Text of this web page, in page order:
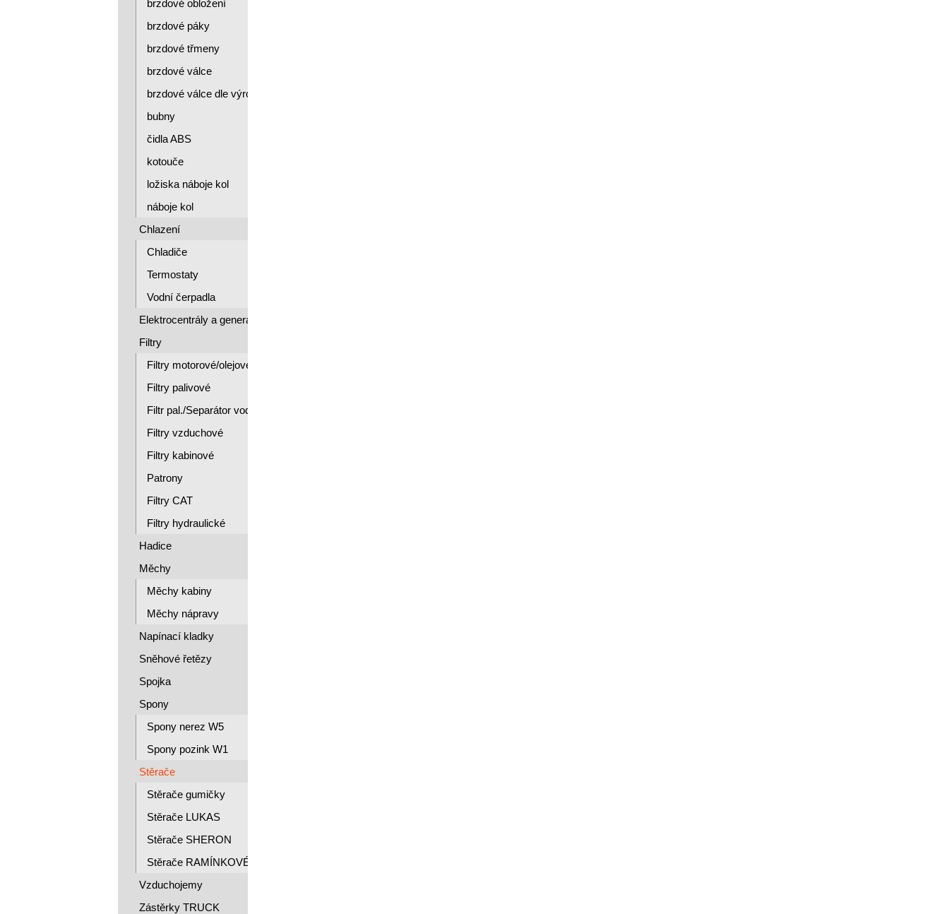
brzdové obložení
brzdové páky
brzdové třmeny
brzdové válce
brzdové válce dle výrobce
bubny
čidla ABS
kotouče
ložiska náboje kol
náboje kol
Chlazení
Chladiče
Termostaty
Vodní čerpadla
Elektrocentrály a generátory
Filtry
Filtry motorové/olejové/
Filtry palivové
Filtr pal./Separátor vody
Filtry vzduchové
Filtry kabinové
Patrony
Filtry CAT
Filtry hydraulické
Hadice
Měchy
Měchy kabiny
Měchy nápravy
Napínací kladky
Sněhové řetězy
Spojka
Spony
Spony nerez W5
Spony pozink W1
Stěrače
Stěrače gumičky
Stěrače LUKAS
Stěrače SHERON
Stěrače RAMÍNKOVÉ
Vzduchojemy
Zástěrky TRUCK